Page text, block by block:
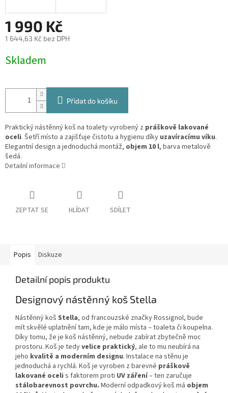
1 990 Kč
1 644,63 Kč bez DPH
cena:
Skladem
Přidat do košíku
Praktický nástěnný koš na toalety vyrobený z práškově lakované
oceli. Šetří místo a zajišťuje čistotu a hygienu díky uzavíracímu víku.
Elegantní design a jednoduchá montáž, objem 10 l, barva metalově
šedá.
Detailní informace
ZEPTAT SE HLÍDAT SDÍLET
Popis Diskuze
Detailní popis produktu
Designový nástěnný koš Stella
Nástěnný koš Stella, od francouzské značky Rossignol, bude
mít skvělé uplatnění tam, kde je málo místa – toaleta či koupelna.
Díky tomu, že je koš nástěnný, nebude zabírat zbytečně moc
prostoru. Koš je tedyvelice praktický, ale to mu neubírá na
jeho kvalitě a moderním designu. Instalace na stěnu je
jednoduchá a rychlá. Koš je vyroben z barevné práškově
lakované oceli s faktorem proti UV záření– ten zaručuje
stálobarevnost povrchu. Moderní odpadkový koš má objem